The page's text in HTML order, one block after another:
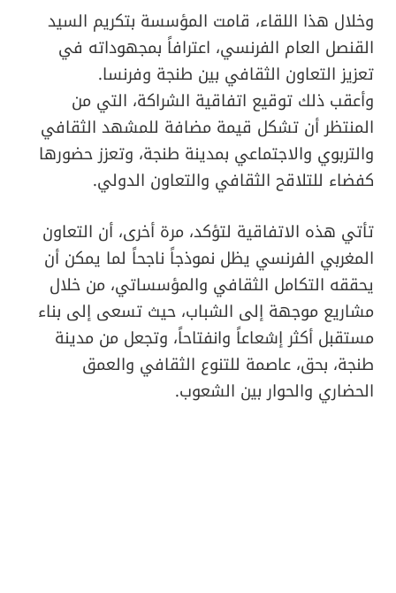
وخلال هذا اللقاء، قامت المؤسسة بتكريم السيد
القنصل العام الفرنسي، اعترافاً بمجهوداته في
تعزيز التعاون الثقافي بين طنجة وفرنسا.
وأعقب ذلك توقيع اتفاقية الشراكة، التي من
المنتظر أن تشكل قيمة مضافة للمشهد الثقافي
والتربوي والاجتماعي بمدينة طنجة، وتعزز حضورها
كفضاء للتلاقح الثقافي والتعاون الدولي.
تأتي هذه الاتفاقية لتؤكد، مرة أخرى، أن التعاون
المغربي الفرنسي يظل نموذجاً ناجحاً لما يمكن أن
يحققه التكامل الثقافي والمؤسساتي، من خلال
مشاريع موجهة إلى الشباب، حيث تسعى إلى بناء
مستقبل أكثر إشعاعاً وانفتاحاً، وتجعل من مدينة
طنجة، بحق، عاصمة للتنوع الثقافي والعمق
الحضاري والحوار بين الشعوب.